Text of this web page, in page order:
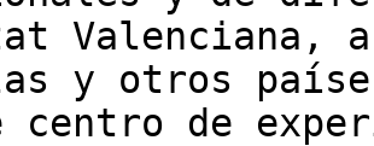
Valenciana,
y otros
centro de